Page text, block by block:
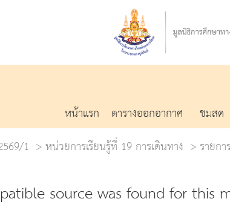
หน้าแรก ตารางออกอากาศ ชมสด
1 หน่วยการเรียนรู้ที่ 19 การเดินทาง
รายก
source was found for this